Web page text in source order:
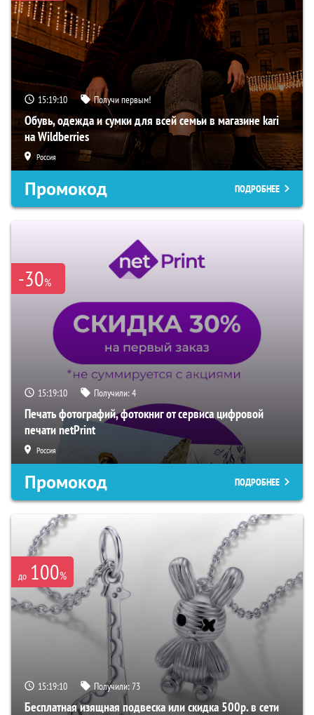
15:19:09 Получи первым!
Обувь, одежда и сумки для всей семьи в магазине kari
на Wildberries
Россия
Промокод ПОДРОБНЕЕ
-30%
15:19:09 Получили:4
Печать фотографий, фотокниг от сервиса цифровой
печати netPrint
Россия
Промокод ПОДРОБНЕЕ
до 100%
15:19:09 Получили:73
Бесплатная изящная подвеска или скидка 500р. в сети